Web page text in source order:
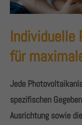
24h/
Mon - Fri 8:00am -
Individuelle
für
Jede
spezifischen
Ausrichtung sowie